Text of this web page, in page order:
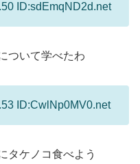
ID:sdEmqND2d.net
ついて学べたわ
ID:CwlNp0MV0.net
タケノコ食べよう